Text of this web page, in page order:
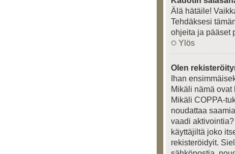
Älä hätäile!
Tehdäksesi
ohjeita ja pääset
Ylös
Olen
Ihan
Mikäli nämä
Mikäli COPPA-
noudattaa
vaadi
käyttäjiltä joko
rekisteröidyit.